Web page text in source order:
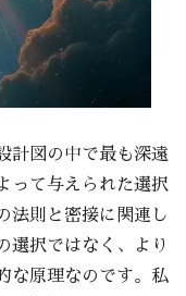
計図の中で最も深遠
って与えられた選択
法則と密接に関連し
選択ではなく、より
な原理なのです。私